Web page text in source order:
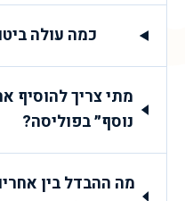
כמה עולה
מתי צריך להוסיף
נוסף״ בפוליסה?
מה ההבדל בין